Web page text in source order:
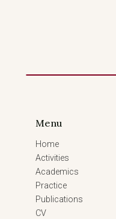
Menu
Home
Activities
Academics
Practice
Publications
CV